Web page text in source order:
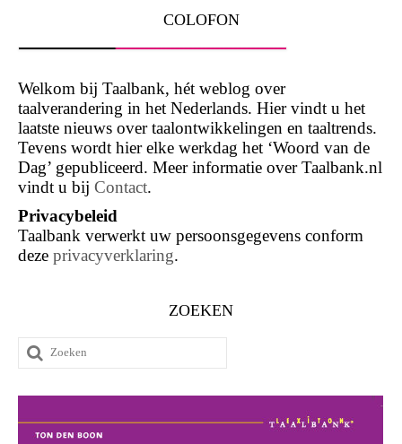
COLOFON
Welkom bij Taalbank, hét weblog over
taalverandering in het Nederlands. Hier vindt u het
laatste nieuws over taalontwikkelingen en taaltrends.
Tevens wordt hier elke werkdag het ‘Woord van de
Dag’ gepubliceerd. Meer informatie over Taalbank.nl
vindt u bij Contact.
Privacybeleid
Taalbank verwerkt uw persoonsgegevens conform
deze privacyverklaring.
ZOEKEN
Zoeken
naar: